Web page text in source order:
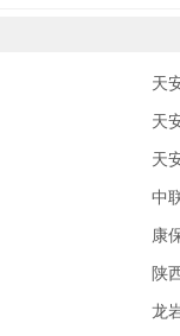
天
天
天
中
康
陕
龙